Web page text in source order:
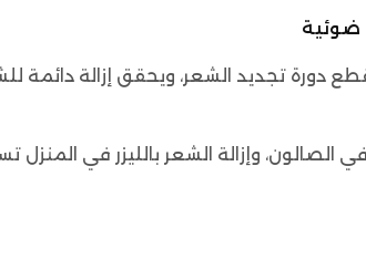
وإزالة الشعر بالليزر في المنزل تستغرق 10